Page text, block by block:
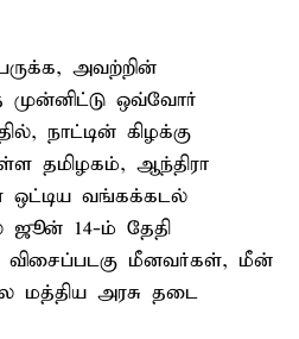
அவற்றின்
ஒவ்வோர்
நாட்டின் கிழக்கு
தமிழகம், ஆந்திரா
ஒட்டிய வங்கக்கடல்
ஜூன் 14-ம் தேதி
விசைப்படகு மீனவர்கள், மீன்
மத்திய அரசு தடை